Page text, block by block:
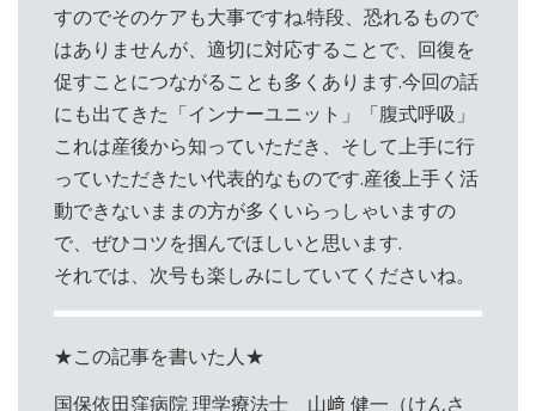
すのでそのケアも大事ですね.特段、恐れるもので
はありませんが、適切に対応することで、回復を
促すことにつながることも多くあります.今回の話
にも出てきた「インナーユニット」「腹式呼吸」
これは産後から知っていただき、そして上手に行
っていただきたい代表的なものです.産後上手く活
動できないままの方が多くいらっしゃいますの
で、ぜひコツを掴んでほしいと思います.
それでは、次号も楽しみにしていてくださいね。
★この記事を書いた人★
国保依田窪病院 理学療法士 山﨑 健一（けんさ